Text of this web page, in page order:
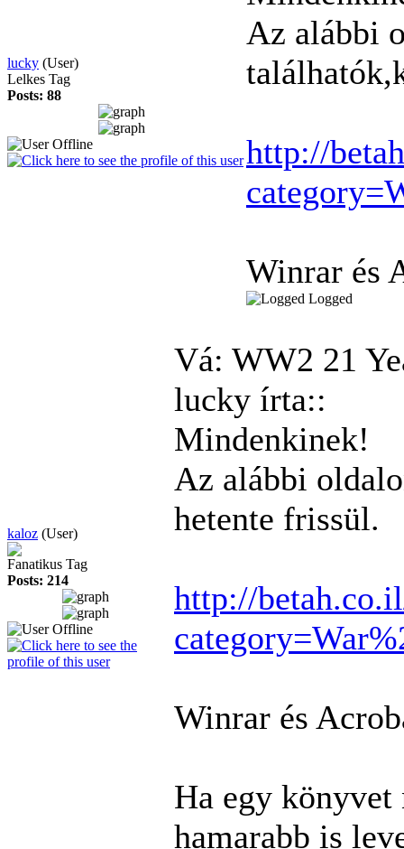
lucky (User)
Lelkes Tag
Posts: 88
Az alábbi
http://
Winrar és
Logged
kaloz (User)
Fanatikus Tag
Posts: 214
Vá: WW2 21
lucky írta::
Mindenkinek!
Az alábbi
hetente frissül.
http://
Winrar és
Ha egy
hamarabb is